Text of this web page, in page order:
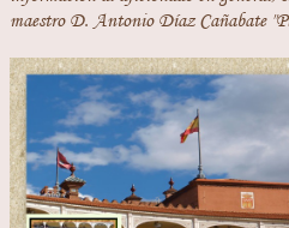
maestro D. Antonio Díaz Cañabate